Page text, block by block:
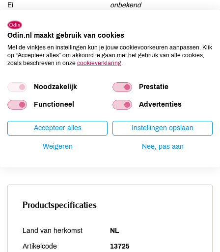
Ei
onbekend
Lactose
onbekend
Lupine
onbekend
Mosterd
onbekend
Schaaldieren
onbekend
Sesam
onbekend
Soja
onbekend
Vis
onbekend
Weekdieren
Productspecificaties
Land van herkomst NL
Artikelcode 13725
Odin.nl maakt gebruik van cookies
Met de vinkjes en instellingen kun je jouw cookievoorkeuren aanpassen. Klik
op “Accepteer alles” om akkoord te gaan met het gebruik van alle cookies,
zoals beschreven in onze cookieverklaring
Noodzakelijk Prestatie
Functioneel Advertenties
Accepteer alles Instellingen opslaan
Weigeren Nee, pas aan